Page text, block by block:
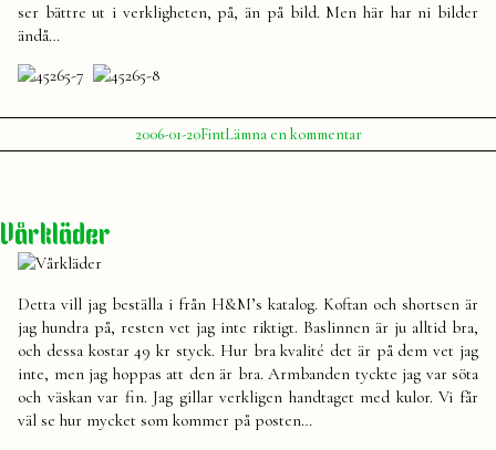
ser bättre ut i verkligheten, på, än på bild. Men här har ni bilder
ändå…
Publicerat
av
Julia
2006-01-20Publicerat
i
FintLämna en kommentartill
Vill
Vårkläder
Detta vill jag beställa i från H&M’s katalog. Koftan och shortsen är
jag hundra på, resten vet jag inte riktigt. Baslinnen är ju alltid bra,
och dessa kostar 49 kr styck. Hur bra kvalité det är på dem vet jag
inte, men jag hoppas att den är bra. Armbanden tyckte jag var söta
och väskan var fin. Jag gillar verkligen handtaget med kulor. Vi får
väl se hur mycket som kommer på posten…